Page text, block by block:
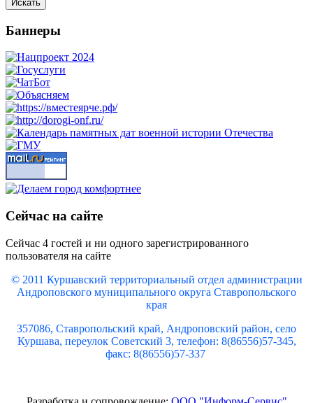
Баннеры
Сейчас на сайте
Сейчас 4 гостей и ни одного зарегистрированного
пользователя на сайте
© 2011 Куршавский территориальный отдел администрации
Андроповского муниципального округа Ставропольского
края
357086, Ставропольский край, Андроповский район, село
Куршава, переулок Советский 3, телефон: 8(86556)57-345,
факс: 8(86556)57-337